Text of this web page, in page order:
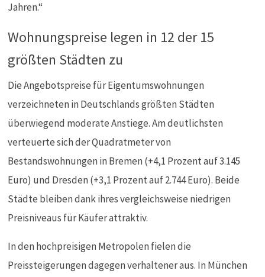
Jahren.“
Wohnungspreise legen in 12 der 15
größten Städten zu
Die Angebotspreise für Eigentumswohnungen
verzeichneten in Deutschlands größten Städten
überwiegend moderate Anstiege. Am deutlichsten
verteuerte sich der Quadratmeter von
Bestandswohnungen in Bremen (+4,1 Prozent auf 3.145
Euro) und Dresden (+3,1 Prozent auf 2.744 Euro). Beide
Städte bleiben dank ihres vergleichsweise niedrigen
Preisniveaus für Käufer attraktiv.
In den hochpreisigen Metropolen fielen die
Preissteigerungen dagegen verhaltener aus. In München